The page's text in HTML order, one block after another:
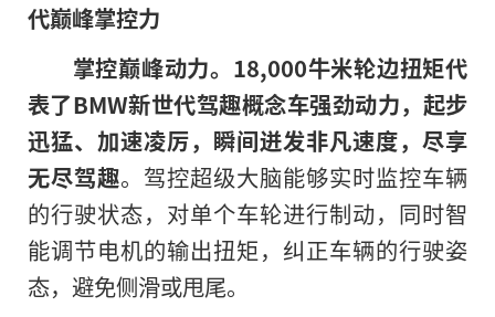
代巅峰掌控力
掌控巅峰动力。 18,000牛米轮边扭矩代
表了BMW新世代驾趣概念车强劲动力，起步
迅猛、加速凌厉，瞬间迸发非凡速度，尽享
无尽驾趣。驾控超级大脑能够实时监控车辆
的行驶状态，对单个车轮进行制动，同时智
能调节电机的输出扭矩，纠正车辆的行驶姿
态，避免侧滑或甩尾。